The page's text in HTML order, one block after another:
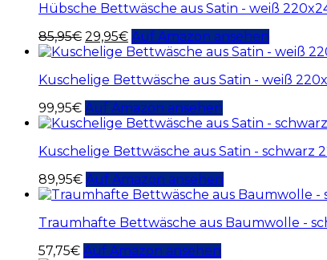
Hübsche Bettwäsche aus Satin - weiß
85,95€ 29,95€ Auf Amazon ansehen
Kuschelige Bettwäsche aus Satin - weiß
99,95€ Auf Amazon ansehen
Kuschelige Bettwäsche aus Satin - schwarz
89,95€ Auf Amazon ansehen
Traumhafte Bettwäsche aus Baumwolle -
57,75€ Auf Amazon ansehen